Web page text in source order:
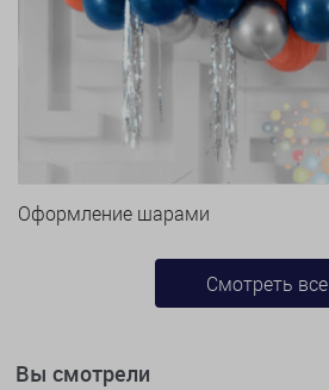
Оформление шарами
Смотреть все
Вы смотрели